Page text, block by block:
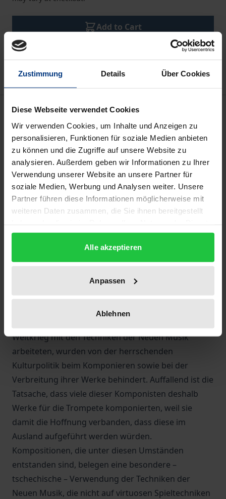
Zustimmung Details Über Cookies
Diese Webseite verwendet Cookies
Wir verwenden Cookies, um Inhalte und Anzeigen zu
personalisieren, Funktionen für soziale Medien anbieten
zu können und die Zugriffe auf unsere Website zu
analysieren. Außerdem geben wir Informationen zu Ihrer
Verwendung unserer Website an unsere Partner für
soziale Medien, Werbung und Analysen weiter. Unsere
Partner führen diese Informationen möglicherweise mit
weiteren Daten zusammen, die Sie ihnen bereitgestellt
gesammelt haben.
Alle akzeptieren
Anpassen
Ablehnen
Add to Cart
Add to Wish List
Description
Während der Tschechoslowakischen Ära war die
Trompete sowohl ein Instrument der erhofften
Zukunftsmusik als auch ein Zeitzeuge der
bestehenden Kulturpolitik. Die ersten
Vierteltontrompeten, die im Auftrag des
tschechischen Mikroton-Komponisten Alois Hába
ist das einmalige Brünner-Experiment mit der
Vierteltontrompete, das von dem Jazztrompeter
Jaromír Hnilička und dem Third Stream
Komponisten Pavel Blatný durchgeführt wurde, von
nachhaltiger Bedeutung.
Weltkrieg mit den Techniken der Neuen Musik
arbeiteten, wurden von der herrschenden
Kulturpolitik beim Komponieren sowie bei der
Verbreitung ihrer Werke behindert. Auffallend ist die
Tatsache, dass viele dieser Komponisten deshalb
Werke für die Trompete komponierten, weil sie
damit die Hoffnung verbanden, dass diese im
Ausland aufgeführt werden würden.
Kompositionen, die unter diesen Umständen
entstanden sind, belegen eine besondere –
tschechische – Verwendung der Techniken der
Neuen Musik, die nicht auf virtuosen Spieltechniken